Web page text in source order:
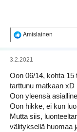
R
k
i
t
:
Amislainen
3.2.2021
Oon 06/14, kohta
tarttunu matkaan xD
Oon yleensä
Oon hikke, ei kun
Mutta siis,
välityksellä huomaa